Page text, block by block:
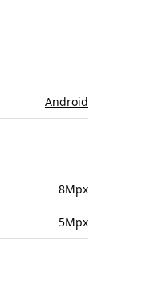
Android
8Mpx
5Mpx